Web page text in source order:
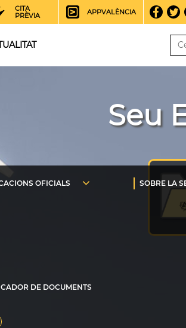
CITA
PRÈVIA
APPVALÈNCIA
Seu